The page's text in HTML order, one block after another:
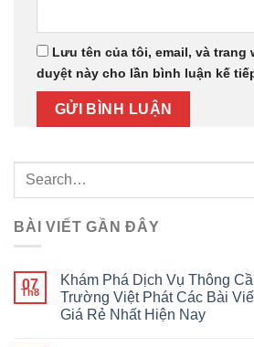
Lưu tên của tôi, email, và trang
duyệt này cho lần bình luận kế
BÀI VIẾT GẦN ĐÂY
07
Th8
Khám Phá Dịch Vụ Thông
Trường Việt Phát Các Bài
Giá Rẻ Nhất Hiện Nay